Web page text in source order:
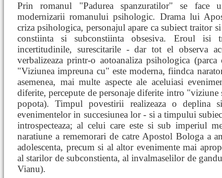
Prin romanul "Padurea spanzuratilor" se face
modernizarii romanului psihologic. Drama lui
criza psihologica, personajul apare ca subiect traitor
constiinta si subconstiinta obsesiva. Eroul isi
incertitudinile, surescitarile - dar tot el observa
verbalizeaza printr-o aotoanaliza psihologica
"Viziunea impreuna cu" este moderna, fiindca
asemenea, mai multe aspecte ale aceluiasi
diferite, percepute de personaje diferite intro "viziune
popota). Timpul povestirii realizeaza o deplina
evenimentelor in succesiunea lor - si a timpului
introspecteaza; al celui care este si sub imperiul
naratiune a rememorari de catre Apostol Bologa a
adolescenta, precum si al altor evenimente mai
al starilor de subconstienta, al invalmaselilor de
Vianu).